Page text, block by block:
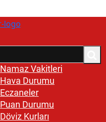
Namaz Vakitleri
Hava Durumu
Eczaneler
Puan Durumu
Döviz Kurları